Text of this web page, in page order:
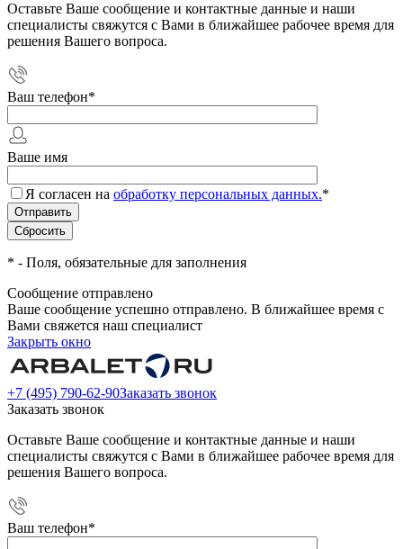
Оставьте Ваше сообщение и контактные данные и наши
специалисты свяжутся с Вами в ближайшее рабочее время для
решения Вашего вопроса.
Ваш телефон*
Ваше имя
Я согласен на обработку персональных данных.*
* - Поля, обязательные для заполнения
Сообщение отправлено
Ваше сообщение успешно отправлено. В ближайшее время с
Вами свяжется наш специалист
Закрыть окно
+7 (495) 790-62-90Заказать звонок
Заказать звонок
Оставьте Ваше сообщение и контактные данные и наши
специалисты свяжутся с Вами в ближайшее рабочее время для
решения Вашего вопроса.
Ваш телефон*